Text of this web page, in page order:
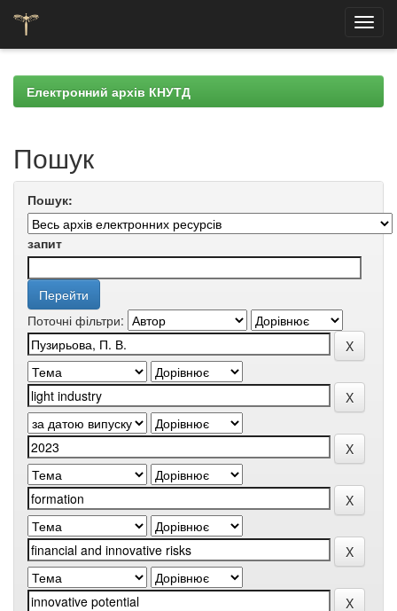
navigationЕлектронний архів КНУТД
Пошук
Пошук:
запит
Поточні фільтри: